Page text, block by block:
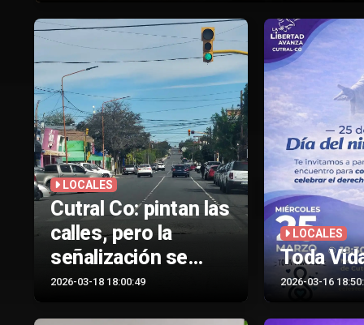
LOCALES
Cutral Co: pintan las
calles, pero la
señalización se
borra antes de
2026-03-18 18:00:49
LOCALES
Toda
2026-03-16